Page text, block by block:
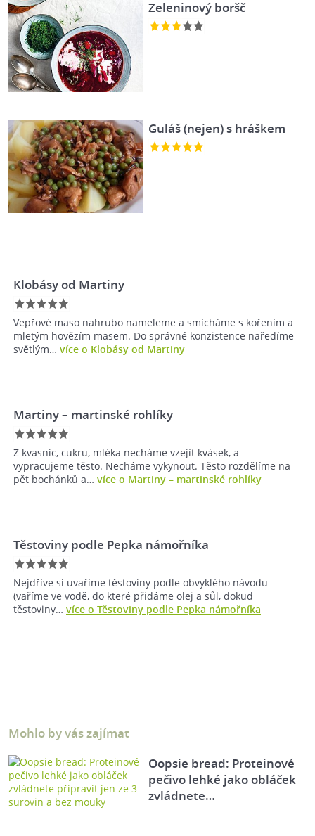
Zeleninový boršč
Guláš (nejen) s hráškem
Klobásy od Martiny
Vepřové maso nahrubo nameleme a smícháme s kořením a
mletým hovězím masem. Do správné konzistence naředíme
světlým… více o Klobásy od Martiny
Martiny –⁠ martinské rohlíky
Z kvasnic, cukru, mléka necháme vzejít kvásek, a
vypracujeme těsto. Necháme vykynout. Těsto rozdělíme na
pět bochánků a… více o Martiny –⁠ martinské rohlíky
Těstoviny podle Pepka námořníka
Nejdříve si uvaříme těstoviny podle obvyklého návodu
(vaříme ve vodě, do které přidáme olej a sůl, dokud
těstoviny… více o Těstoviny podle Pepka námořníka
Mohlo by vás zajímat
Oopsie bread: Proteinové
pečivo lehké jako obláček
zvládnete…